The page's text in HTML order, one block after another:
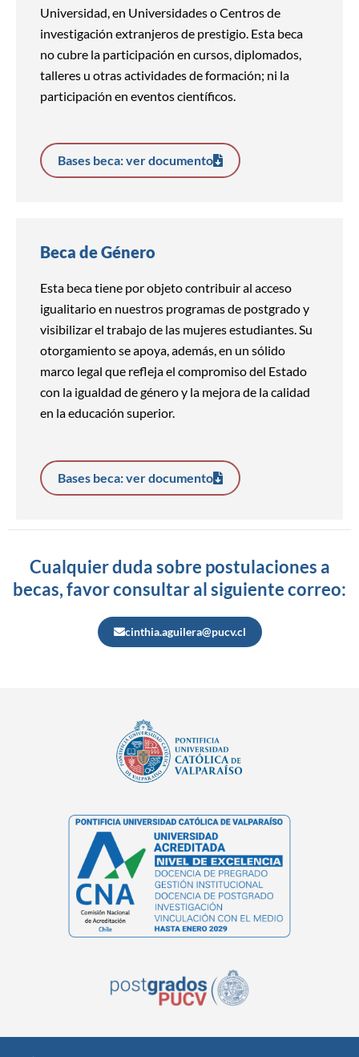
Universidad, en Universidades o Centros de
investigación extranjeros de prestigio. Esta beca
no cubre la participación en cursos, diplomados,
talleres u otras actividades de formación; ni la
participación en eventos científicos.
Bases beca: ver documento
Beca de Género
Esta beca tiene por objeto contribuir al acceso
igualitario en nuestros programas de postgrado y
visibilizar el trabajo de las mujeres estudiantes. Su
otorgamiento se apoya, además, en un sólido
marco legal que refleja el compromiso del Estado
con la igualdad de género y la mejora de la calidad
en la educación superior.
Bases beca: ver documento
Cualquier duda sobre postulaciones a
becas, favor consultar al siguiente correo:
cinthia.aguilera@pucv.cl